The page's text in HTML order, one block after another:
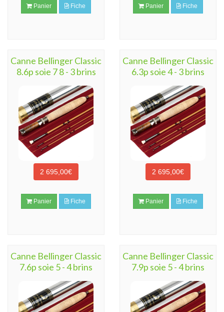
Panier Fiche Panier Fiche
Canne Bellinger Classic
8.6p soie 7 8 - 3 brins
2 695,00€
Panier Fiche
Canne Bellinger Classic
6.3p soie 4 - 3 brins
2 695,00€
Panier Fiche
Canne Bellinger Classic
7.6p soie 5 - 4 brins
Canne Bellinger Classic
7.9p soie 5 - 4 brins